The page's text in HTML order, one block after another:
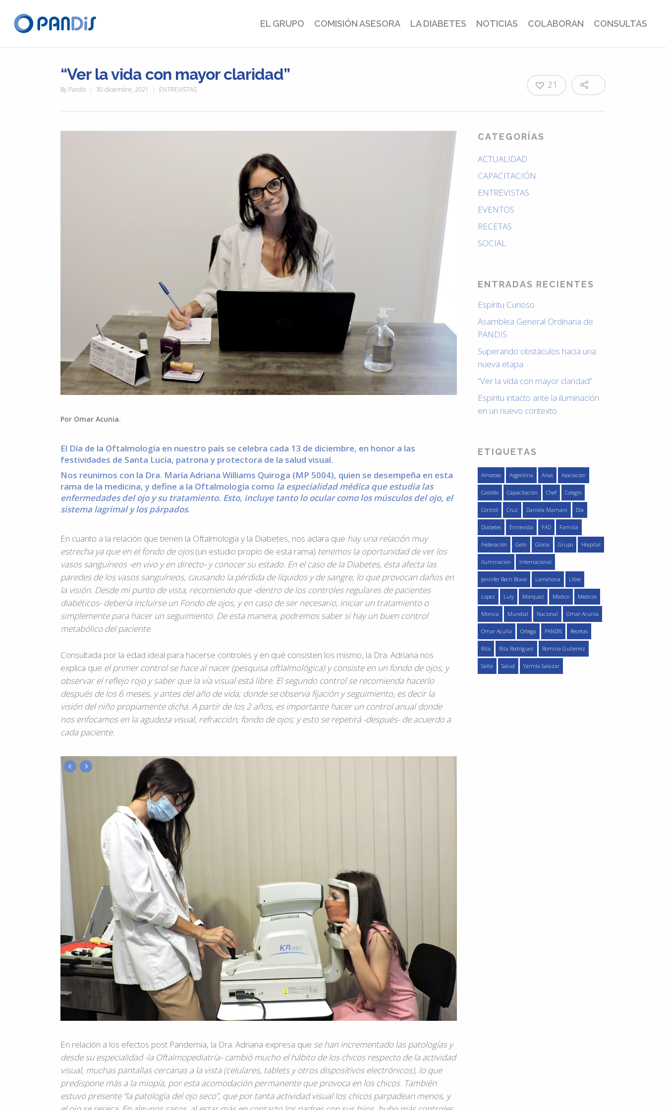
EL GRUPO COMISIÓN ASESORA LA DIABETES NOTICIAS COLABORAN CONSULTAS
“Ver la vida con mayor claridad”
By Pandis 30 diciembre, 2021 ENTREVISTAS 21
Por Omar Acunia.
El Día de la Oftalmología en nuestro país se celebra cada 13 de diciembre, en honor a las
festividades de Santa Lucía, patrona y protectora de la salud visual.
Nos reunimos con la Dra. María Adriana Williams Quiroga (MP 5004), quien se desempeña en esta
rama de la medicina, y define a la Oftalmología como la especialidad médica que estudia las
enfermedades del ojo y su tratamiento. Esto, incluye tanto lo ocular como los músculos del ojo, el
sistema lagrimal y los párpados.
En cuanto a la relación que tienen la Oftalmología y la Diabetes, nos aclara que hay una relación muy
estrecha ya que en el fondo de ojos(un estudio propio de esta rama) tenemos la oportunidad de ver los
vasos sanguíneos -en vivo y en directo- y conocer su estado. En el caso de la Diabetes, ésta afecta las
paredes de los vasos sanguíneos, causando la pérdida de líquidos y de sangre, lo que provocan daños en
la visión. Desde mi punto de vista, recomiendo que -dentro de los controles regulares de pacientes
diabéticos- debería incluirse un Fondo de ojos, y en caso de ser necesario, iniciar un tratamiento o
simplemente para hacer un seguimiento. De esta manera, podremos saber si hay un buen control
metabólico del paciente.
Consultada por la edad ideal para hacerse controles y en qué consisten los mismo, la Dra. Adriana nos
explica que el primer control se hace al nacer (pesquisa oftlalmológica) y consiste en un fondo de ojos, y
observar el reflejo rojo y saber que la vía visual está libre. El segundo control se recomienda hacerlo
después de los 6 meses, y antes del año de vida; donde se observa fijación y seguimiento, es decir la
visión del niño propiamente dicha. A partir de los 2 años, es importante hacer un control anual donde
nos enfocamos en la agudeza visual, refracción, fondo de ojos; y esto se repetirá -después- de acuerdo a
cada paciente.
En relación a los efectos post Pandemia, la Dra. Adriana expresa que se han incrementado las patologías y
desde su especialidad -la Oftalmopediatría- cambió mucho el hábito de los chicos respecto de la actividad
visual, muchas pantallas cercanas a la vista (celulares, tablets y otros dispositivos electrónicos), lo que
predispone más a la miopía, por esta acomodación permanente que provoca en los chicos. También
estuvo presente “la patología del ojo seco”, que por tanta actividad visual los chicos parpadean menos, y
CATEGORÍAS
ACTUALIDAD
CAPACITACIÓN
ENTREVISTAS
EVENTOS
RECETAS
SOCIAL
ENTRADAS RECIENTES
Espíritu Curioso
Asamblea General Ordinaria de
PANDIS
Superando obstáculos hacia una
nueva etapa
“Ver la vida con mayor claridad”
Espíritu intacto ante la iluminación
en un nuevo contexto
ETIQUETAS
Amoroso Argentina Arias Asociacion
Cabildo Capacitacion Chef Colegio
Control Cruz Daniela Mamani Dia
Diabetes Entrevista FAD Familia
Federación Gelsi Gloria Grupo Hospital
Iluminacion Internacional
Jennifer Rech Bravo Larrahona Libre
Lopez Luly Marquez Medico Medicos
Monica Mundial Nacional Omar Acunia
Omar Acuña Ortega PANDIS Recetas
Rita Rita Rodriguez Romina Gutierrez
Salta Salud Yamila Salazar